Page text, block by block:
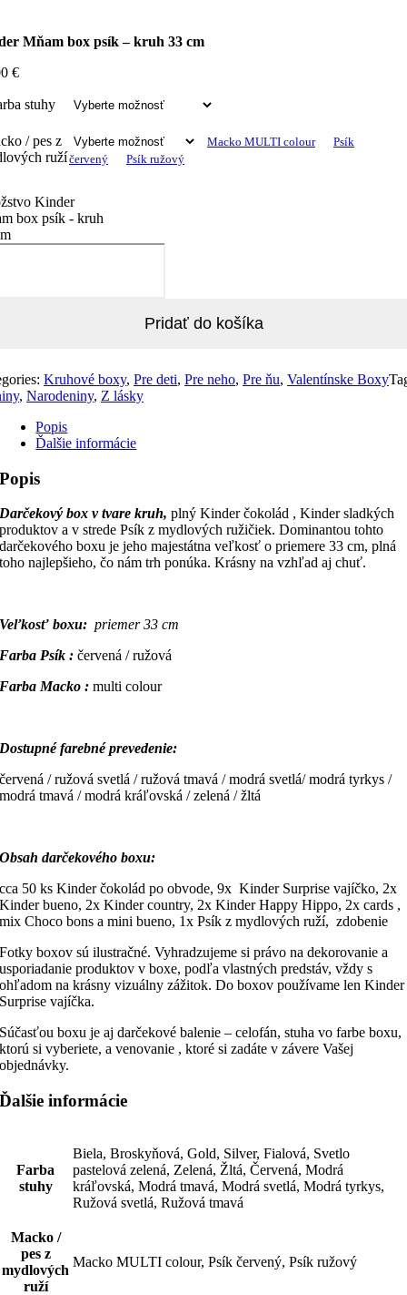
Mňam box psík – kruh 33 cm
€
stuhy
/ pes z
ruží
Macko MULTI colour
Psík
červený
Psík ružový
Kinder
box psík - kruh
Pridať do košíka
Kruhové boxy, Pre deti, Pre neho, Pre ňu, Valentínske Boxy
, Narodeniny, Z lásky
Popis
Ďalšie informácie
Popis
Darčekový box v tvare kruh, plný Kinder čokolád , Kinder sladkých
produktov a v strede Psík z mydlových ružičiek. Dominantou tohto
darčekového boxu je jeho majestátna veľkosť o priemere 33 cm, plná
toho najlepšieho, čo nám trh ponúka. Krásny na vzhľad aj chuť.
Veľkosť boxu: priemer 33 cm
Farba Psík : červená / ružová
Farba Macko : multi colour
Dostupné farebné prevedenie:
červená / ružová svetlá / ružová tmavá / modrá svetlá/ modrá tyrkys /
modrá tmavá / modrá kráľovská / zelená / žltá
Obsah darčekového boxu:
cca 50 ks Kinder čokolád po obvode, 9x Kinder Surprise vajíčko, 2x
Kinder bueno, 2x Kinder country, 2x Kinder Happy Hippo, 2x cards ,
mix Choco bons a mini bueno, 1x Psík z mydlových ruží, zdobenie
Fotky boxov sú ilustračné. Vyhradzujeme si právo na dekorovanie a
usporiadanie produktov v boxe, podľa vlastných predstáv, vždy s
ohľadom na krásny vizuálny zážitok. Do boxov používame len Kinder
Surprise vajíčka.
Súčasťou boxu je aj darčekové balenie – celofán, stuha vo farbe boxu,
ktorú si vyberiete, a venovanie , ktoré si zadáte v závere Vašej
objednávky.
Ďalšie informácie
Farba
stuhy
Biela, Broskyňová, Gold, Silver, Fialová, Svetlo
pastelová zelená, Zelená, Žltá, Červená, Modrá
kráľovská, Modrá tmavá, Modrá svetlá, Modrá tyrkys,
Ružová svetlá, Ružová tmavá
Macko /
pes z
mydlových
ruží
Macko MULTI colour, Psík červený, Psík ružový